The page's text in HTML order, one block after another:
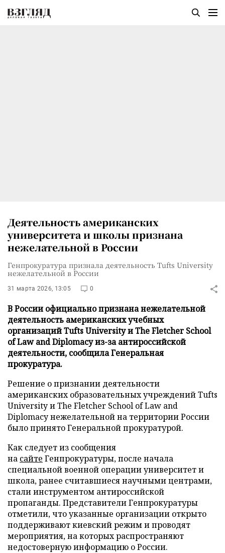
Деятельность американских
университета и школы признана
нежелательной в России
Генпрокуратура признала деятельность Tufts University
нежелательной в России
31 марта 2026, 13:05 0
В России официально признана нежелательной
деятельность американских учебных
организаций Tufts University и The Fletcher School
of Law and Diplomacy из-за антироссийской
деятельности, сообщила Генеральная
прокуратура.
Решение о признании деятельности
американских образовательных учреждений Tufts
University и The Fletcher School of Law and
Diplomacy нежелательной на территории России
было принято Генеральной прокуратурой.
Как следует из сообщения
на сайте Генпрокуратуры, после начала
специальной военной операции университет и
школа, ранее считавшиеся научными центрами,
стали инструментом антироссийской
пропаганды. Представители Генпрокуратуры
отметили, что указанные организации открыто
поддерживают киевский режим и проводят
мероприятия, на которых распространяют
недостоверную информацию о России.